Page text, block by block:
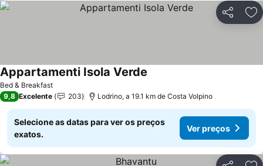
Partilhar
Bed & Breakfast
Appartamenti Isola Verde
9,8 Excelente 203 Lodrino, a 19.1 km de Costa Volpino
Selecione as datas para ver os preços
exatos.
Ver preços